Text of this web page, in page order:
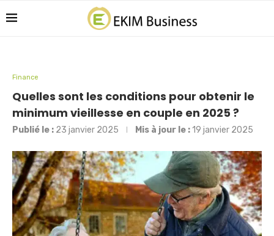
Finance
Quelles sont les conditions pour obtenir le
minimum vieillesse en couple en 2025 ?
Publié le : 23 janvier 2025 Mis à jour le : 19 janvier 2025